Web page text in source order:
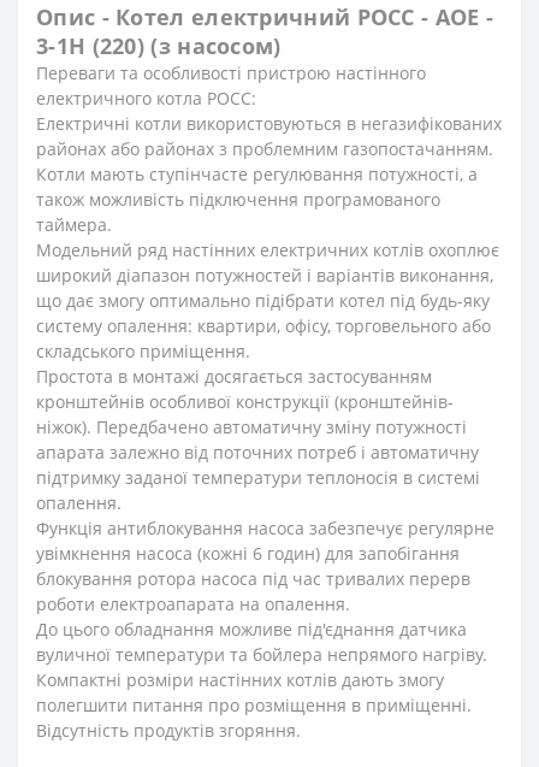
Опис - Котел електричний РОСС - АОЕ -
3-1Н (220) (з насосом)
Переваги та особливості пристрою настінного
електричного котла РОСС:
Електричні котли використовуються в негазифікованих
районах або районах з проблемним газопостачанням.
Котли мають ступінчасте регулювання потужності, а
також можливість підключення програмованого
таймера.
Модельний ряд настінних електричних котлів охоплює
широкий діапазон потужностей і варіантів виконання,
що дає змогу оптимально підібрати котел під будь-яку
систему опалення: квартири, офісу, торговельного або
складського приміщення.
Простота в монтажі досягається застосуванням
кронштейнів особливої конструкції (кронштейнів-
ніжок). Передбачено автоматичну зміну потужності
апарата залежно від поточних потреб і автоматичну
підтримку заданої температури теплоносія в системі
опалення.
Функція антиблокування насоса забезпечує регулярне
увімкнення насоса (кожні 6 годин) для запобігання
блокування ротора насоса під час тривалих перерв
роботи електроапарата на опалення.
До цього обладнання можливе під'єднання датчика
вуличної температури та бойлера непрямого нагріву.
Компактні розміри настінних котлів дають змогу
полегшити питання про розміщення в приміщенні.
Відсутність продуктів згоряння.